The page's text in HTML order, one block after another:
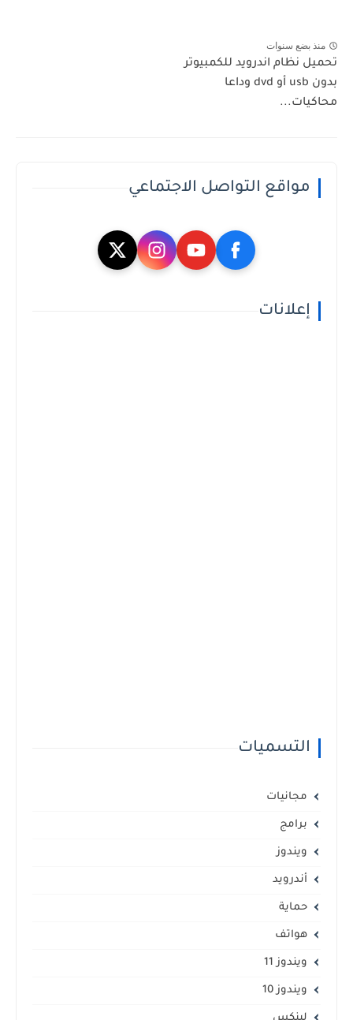
منذ بضع سنوات
تحميل نظام اندرويد للكمبيوتر
بدون usb أو dvd وداعا
محاكيات...
مواقع التواصل الاجتماعي
إعلانات
التسميات
مجانيات
برامج
ويندوز
أندرويد
حماية
هواتف
ويندوز 11
ويندوز 10